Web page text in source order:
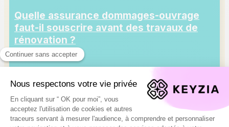
Quelle assurance dommages-ouvrage
faut-il souscrire avant des travaux de
rénovation ?
7 juillet 2026 à 11:30
Entreprendre des travaux de rénovation
représente un investissement majeur qui nécessite
une protection adaptée contre les malfaçons et
désordres potentiels. L’assurance dommages-
ouvrage est une garantie facultative pour les
particuliers qui ...Lire plus